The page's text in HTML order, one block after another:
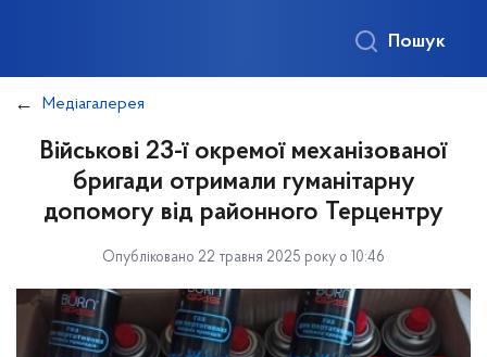
Пошук
Медіагалерея
Військові 23-ї окремої механізованої
бригади отримали гуманітарну
допомогу від районного Терцентру
Опубліковано 22 травня 2025 року о 10:46